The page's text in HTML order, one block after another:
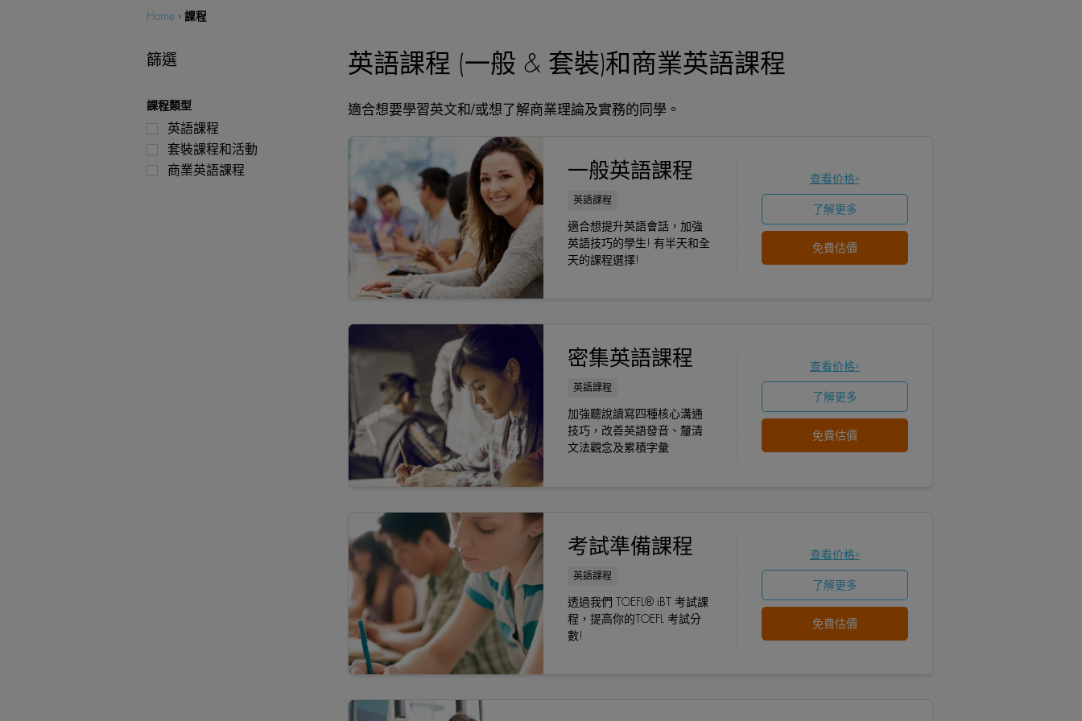
Home › 課程
篩選
課程類型
英語課程
套裝課程和活動
商業英語課程
英語課程 (一般 & 套裝)和商業英語課程
適合想要學習英文和/或想了解商業理論及實務的同學。
一般英語課程
英語課程
適合想提升英語會話，加強
英語技巧的學生! 有半天和全
天的課程選擇!
查看价格»
了解更多
免費估價
密集英語課程
英語課程
加強聽說讀寫四種核心溝通
技巧，改善英語發音、釐清
文法觀念及累積字彙
查看价格»
了解更多
免費估價
考試準備課程
英語課程
透過我們 TOEFL® iBT 考試課
程，提高你的TOEFL 考試分
數!
查看价格»
了解更多
免費估價